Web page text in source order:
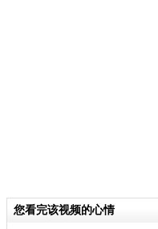
您看完该视频的心情